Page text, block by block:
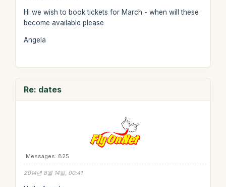
Hi we wish to book tickets for March - when will these
become available please
Angela
Re: dates
Messages: 825
2014년 8월 14일, 00:41